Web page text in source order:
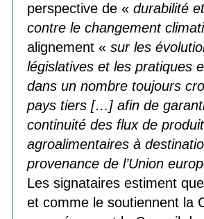
perspective de « durabilité
contre le changement
alignement « sur les
législatives et les pratiques
dans un nombre toujours
pays tiers […] afin de
continuité des flux de
agroalimentaires à
provenance de l’Union
Les signataires estiment
et comme le soutiennent la